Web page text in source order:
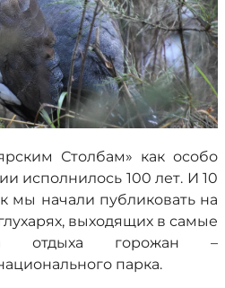
Столбам» как особо
исполнилось 100 лет. И 10
мы начали публиковать на
выходящих в самые
отдыха горожан –
парка.